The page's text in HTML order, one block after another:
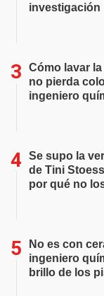
investigación
Cómo lavar
no pierda
ingeniero
Se supo la
de Tini
por qué no
No es con
ingeniero
brillo de los